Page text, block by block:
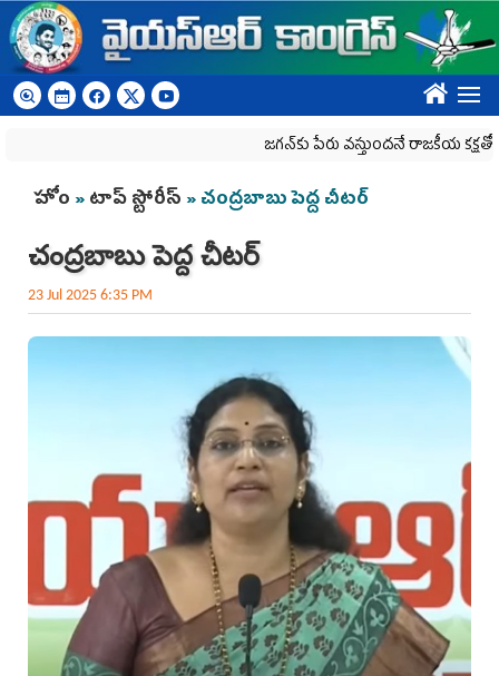
Skip to main content
????
జగన్‌కు పేరు వస్తుందనే రాజకీయ కక్షతో దిశ
You are here
హోం »టాప్ స్టోరీస్ » చంద్రబాబు పెద్ద చీటర్
చంద్రబాబు పెద్ద చీటర్
23 Jul 2025 6:35 PM